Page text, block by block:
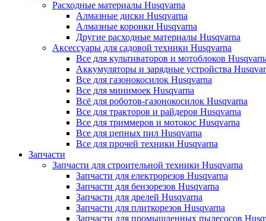
Расходные материалы Husqvarna
Алмазные диски Husqvarna
Алмазные коронки Husqvarna
Другие расходные материалы Husqvarna
Аксессуары для садовой техники Husqvarna
Все для культиваторов и мотоблоков
Аккумуляторы и зарядные устройства
Все для газонокосилок Husqvarna
Все для минимоек Husqvarna
Всё для роботов-газонокосилок Husqvarna
Все для тракторов и райдеров Husqvarna
Все для триммеров и мотокос Husqvarna
Все для цепных пил Husqvarna
Все для прочей техники Husqvarna
Запчасти
Запчасти для строительной техники Husqvarna
Запчасти для електрорезов Husqvarna
Запчасти для бензорезов Husqvarna
Запчасти для дрелей Husqvarna
Запчасти для плиткорезов Husqvarna
Запчасти для промышленных пылесосов